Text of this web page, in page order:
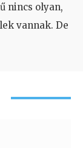
nincs olyan,
vannak. De